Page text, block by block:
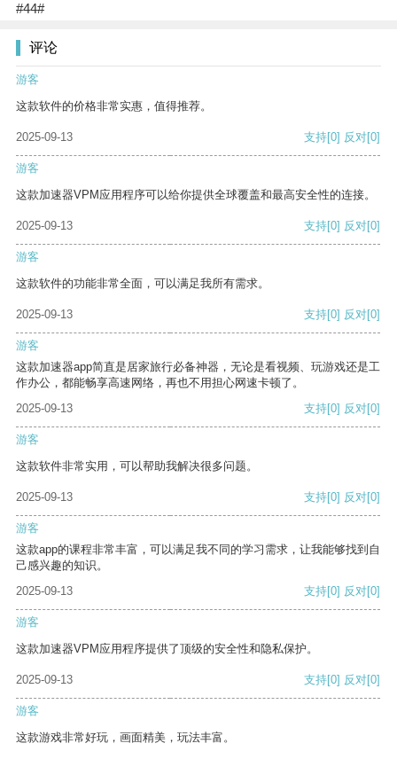
#44#
评论
游客
这款软件的价格非常实惠，值得推荐。
2025-09-13 支持[0] 反对[0]
游客
这款加速器VPM应用程序可以给你提供全球覆盖和最高安全性的连接。
2025-09-13 支持[0] 反对[0]
游客
这款软件的功能非常全面，可以满足我所有需求。
2025-09-13 支持[0] 反对[0]
游客
这款加速器app简直是居家旅行必备神器，无论是看视频、玩游戏还是工
作办公，都能畅享高速网络，再也不用担心网速卡顿了。
2025-09-13
支持[0] 反对[0]
游客
这款软件非常实用，可以帮助我解决很多问题。
2025-09-13 支持[0] 反对[0]
游客
这款app的课程非常丰富，可以满足我不同的学习需求，让我能够找到自
己感兴趣的知识。
2025-09-13
支持[0] 反对[0]
游客
这款加速器VPM应用程序提供了顶级的安全性和隐私保护。
2025-09-13 支持[0] 反对[0]
游客
这款游戏非常好玩，画面精美，玩法丰富。